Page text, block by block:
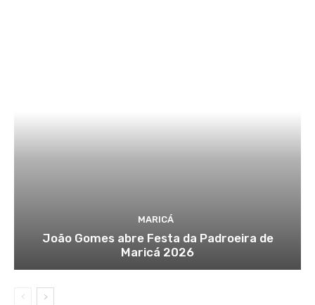
MARICÁ
João Gomes abre Festa da Padroeira de
Maricá 2026